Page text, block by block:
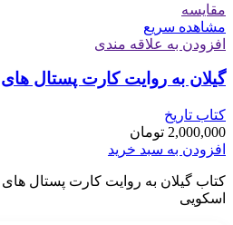
مقایسه
مشاهده سریع
افزودن به علاقه مندی
گیلان به روایت کارت پستال
کتاب تاریخ
2,000,000 تومان
افزودن به سبد خرید
کتاب گیلان به روایت کارت پستال های
اسکویی